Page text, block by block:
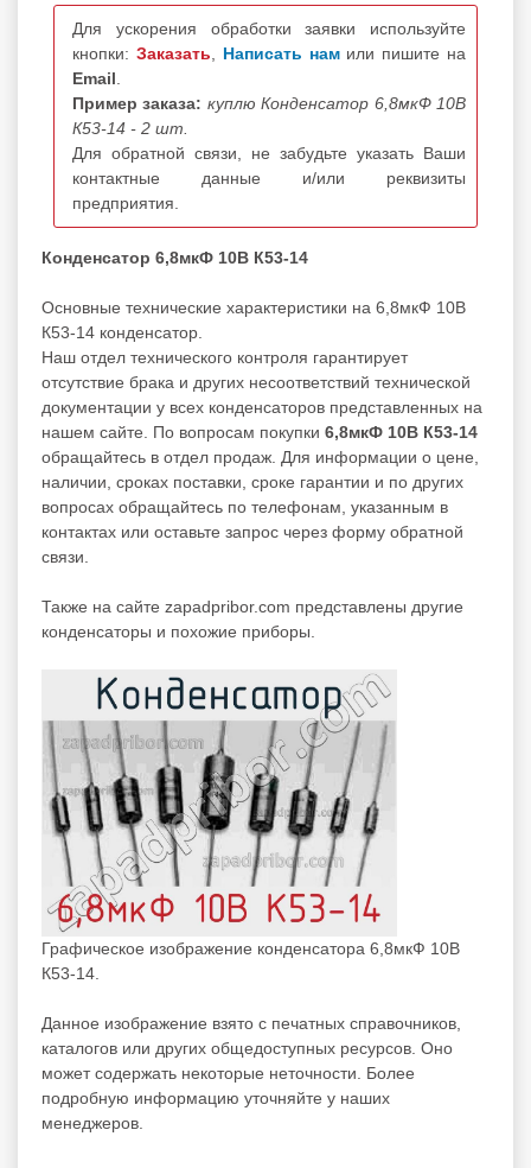
Для ускорения обработки заявки используйте
кнопки: Заказать Написать нам или пишите на
Email
Пример заказа: куплю Конденсатор 6,8мкФ 10В
К53-14 - 2 шт.
Для обратной связи, не забудьте указать Ваши
контактные данные и/или реквизиты
предприятия.
Конденсатор 6,8мкФ 10В К53-14
Основные технические характеристики на 6,8мкФ 10В
К53-14 конденсатор.
Наш отдел технического контроля гарантирует
отсутствие брака и других несоответствий технической
документации у всех конденсаторов представленных на
нашем сайте. По вопросам покупки 6,8мкФ 10В К53-14
обращайтесь в отдел продаж. Для информации о цене,
наличии, сроках поставки, сроке гарантии и по других
вопросах обращайтесь по телефонам, указанным в
контактах или оставьте запрос через форму обратной
связи.
Также на сайте zapadpribor.com представлены другие
конденсаторы и похожие приборы.
Графическое изображение конденсатора 6,8мкФ 10В
К53-14.
Данное изображение взято с печатных справочников,
каталогов или других общедоступных ресурсов. Оно
может содержать некоторые неточности. Более
подробную информацию уточняйте у наших
менеджеров.